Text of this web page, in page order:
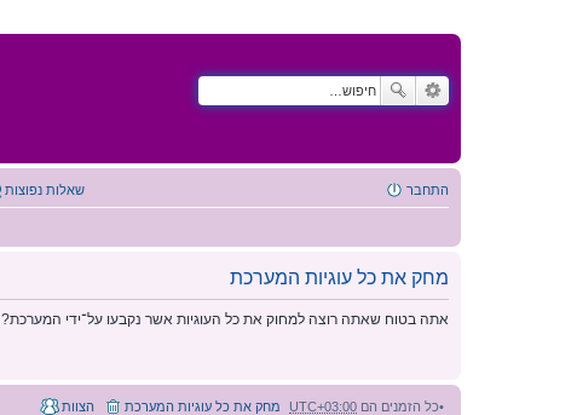
שאלות נפוצות התחבר
מחק את כל עוגיות המערכת
אתה בטוח שאתה רוצה למחוק את כל העוגיות אשר נקבעו על־ידי המערכת?
כל הזמנים הם UTC+03:00 מחק את כל עוגיות המערכת הצוות